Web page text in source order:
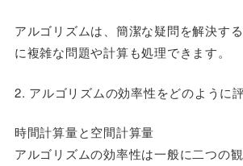
アルゴリズムは、簡潔な疑問を解決す
に複雑な問題や計算も処理できます。
2. アルゴリズムの効率性をどのように
時間計算量と空間計算量
アルゴリズムの効率性は一般に二つの